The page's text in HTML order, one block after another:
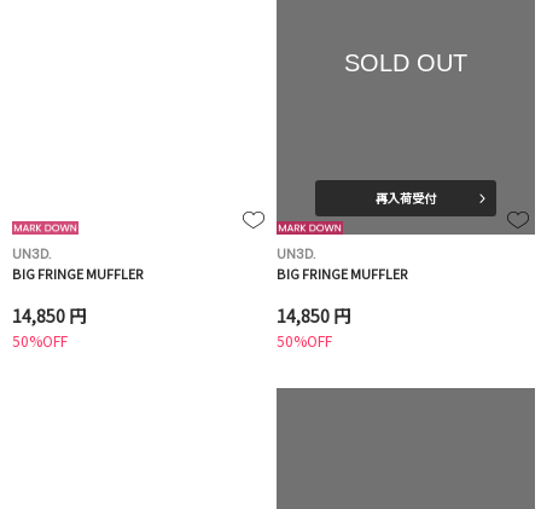
UN3D.
BIG FRINGE MUFFLER
14,850 円
50%OFF
SOLD OUT
再入荷受付
UN3D.
BIG FRINGE MUFFLER
14,850 円
50%OFF